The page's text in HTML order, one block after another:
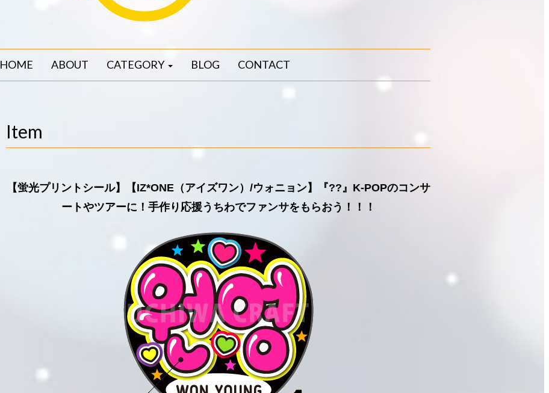
HOME ABOUT CATEGORY BLOG CONTACT
Item
【蛍光プリントシール】【IZ*ONE（アイズワン）/ウォニョン】『??』K-POPのコンサ
ートやツアーに！手作り応援うちわでファンサをもらおう！！！